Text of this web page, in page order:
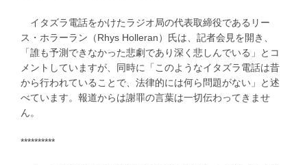
イタズラ電話をかけたラジオ局の代表取締役であるリー
ス・ホラーラン（Rhys Holleran）氏は、記者会見を開き、
「誰も予測できなかった悲劇であり深く悲しんでいる」とコ
メントしていますが、同時に「このようなイタズラ電話は昔
から行われていることで、法律的には何ら問題がない」と述
べています。報道からは謝罪の言葉は一切伝わってきませ
ん。
**********